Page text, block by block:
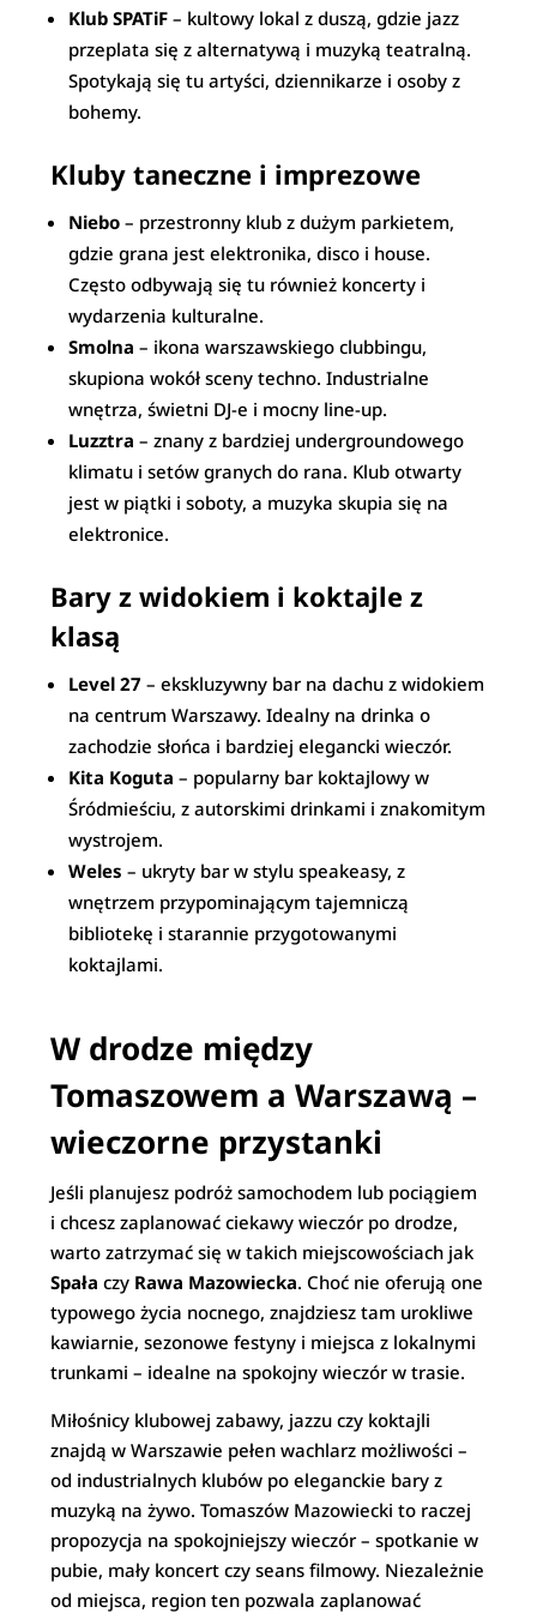
Klub SPATiF – kultowy lokal z duszą, gdzie jazz
przeplata się z alternatywą i muzyką teatralną.
Spotykają się tu artyści, dziennikarze i osoby z
bohemy.
Kluby taneczne i imprezowe
Niebo – przestronny klub z dużym parkietem,
gdzie grana jest elektronika, disco i house.
Często odbywają się tu również koncerty i
wydarzenia kulturalne.
Smolna – ikona warszawskiego clubbingu,
skupiona wokół sceny techno. Industrialne
wnętrza, świetni DJ-e i mocny line-up.
Luzztra – znany z bardziej undergroundowego
klimatu i setów granych do rana. Klub otwarty
jest w piątki i soboty, a muzyka skupia się na
elektronice.
Bary z widokiem i koktajle z
klasą
Level 27 – ekskluzywny bar na dachu z widokiem
na centrum Warszawy. Idealny na drinka o
zachodzie słońca i bardziej elegancki wieczór.
Kita Koguta – popularny bar koktajlowy w
Śródmieściu, z autorskimi drinkami i znakomitym
wystrojem.
Weles – ukryty bar w stylu speakeasy, z
wnętrzem przypominającym tajemniczą
bibliotekę i starannie przygotowanymi
koktajlami.
W drodze między
Tomaszowem a Warszawą –
wieczorne przystanki
Jeśli planujesz podróż samochodem lub pociągiem
i chcesz zaplanować ciekawy wieczór po drodze,
warto zatrzymać się w takich miejscowościach jak
Spała czy Rawa Mazowiecka. Choć nie oferują one
typowego życia nocnego, znajdziesz tam urokliwe
kawiarnie, sezonowe festyny i miejsca z lokalnymi
trunkami – idealne na spokojny wieczór w trasie.
Miłośnicy klubowej zabawy, jazzu czy koktajli
znajdą w Warszawie pełen wachlarz możliwości –
od industrialnych klubów po eleganckie bary z
muzyką na żywo. Tomaszów Mazowiecki to raczej
propozycja na spokojniejszy wieczór – spotkanie w
pubie, mały koncert czy seans filmowy. Niezależnie
od miejsca, region ten pozwala zaplanować